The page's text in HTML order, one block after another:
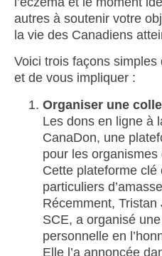
autres à soutenir votre
la vie des Canadiens
Voici trois façons
et de vous impliquer :
Organiser une
Les dons en ligne à
CanaDon, une
pour les
Cette plateforme
particuliers
Récemment,
SCE, a organisé
personnelle en
Elle l’a annoncée